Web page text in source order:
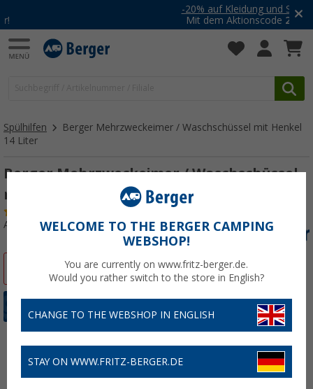
-20% auf Kleidung und Schuhe
Mit dem Aktionscode20SSV
Spülhilfen
Berger Mehrzweckeimer / Waschschüssel mit Henkel
14 Liter
Berger Mehrzweckeimer / Waschschüssel
mit Henkel 14 Liter
Art.-Nr.: 792966WELCOME TO THE BERGER CAMPING
WEBSHOP!
You are currently on www.fritz-berger.de.
Would you rather switch to the store in English?
CHANGE TO THE WEBSHOP IN ENGLISH
STAY ON WWW.FRITZ-BERGER.DE